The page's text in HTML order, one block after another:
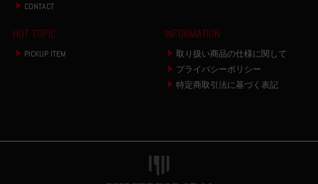
CONTACT
HOT TOPIC
PICKUP ITEM
INFORMATION
取り扱い商品の仕様に関して
プライバシーポリシー
特定商取引法に基づく表記